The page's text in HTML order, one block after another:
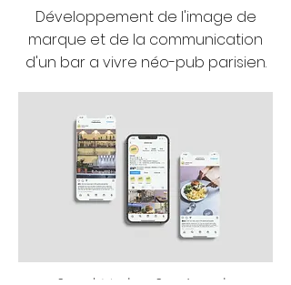
Développement de l'image de
marque et de la communication
d'un bar a vivre néo-pub parisien.